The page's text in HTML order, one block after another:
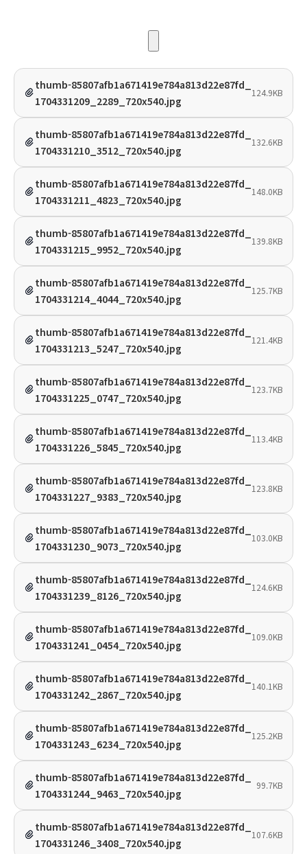
thumb-85807afb1a671419e784a813d22e87fd_
1704331209_2289_720x540.jpg
124.9KB
thumb-85807afb1a671419e784a813d22e87fd_
1704331210_3512_720x540.jpg
132.6KB
thumb-85807afb1a671419e784a813d22e87fd_
1704331211_4823_720x540.jpg
148.0KB
thumb-85807afb1a671419e784a813d22e87fd_
1704331215_9952_720x540.jpg
139.8KB
thumb-85807afb1a671419e784a813d22e87fd_
1704331214_4044_720x540.jpg
125.7KB
thumb-85807afb1a671419e784a813d22e87fd_
1704331213_5247_720x540.jpg
121.4KB
thumb-85807afb1a671419e784a813d22e87fd_
1704331225_0747_720x540.jpg
123.7KB
thumb-85807afb1a671419e784a813d22e87fd_
1704331226_5845_720x540.jpg
113.4KB
thumb-85807afb1a671419e784a813d22e87fd_
1704331227_9383_720x540.jpg
123.8KB
thumb-85807afb1a671419e784a813d22e87fd_
1704331230_9073_720x540.jpg
103.0KB
thumb-85807afb1a671419e784a813d22e87fd_
1704331239_8126_720x540.jpg
124.6KB
thumb-85807afb1a671419e784a813d22e87fd_
1704331241_0454_720x540.jpg
109.0KB
thumb-85807afb1a671419e784a813d22e87fd_
1704331242_2867_720x540.jpg
140.1KB
thumb-85807afb1a671419e784a813d22e87fd_
1704331243_6234_720x540.jpg
125.2KB
thumb-85807afb1a671419e784a813d22e87fd_
1704331244_9463_720x540.jpg
99.7KB
thumb-85807afb1a671419e784a813d22e87fd_
1704331246_3408_720x540.jpg
107.6KB